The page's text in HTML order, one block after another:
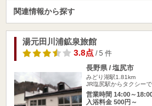
関連情報から探す
湯元田川浦鉱泉旅館
3.8点/ 5 件
長野県 / 塩尻市
みどり湖駅1.81km
JR塩尻駅からタクシー
営業時間 14:00～
入浴料金 500円～